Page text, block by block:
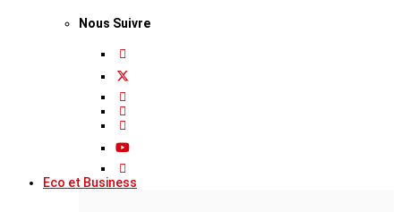
Nous Suivre
Eco et Business